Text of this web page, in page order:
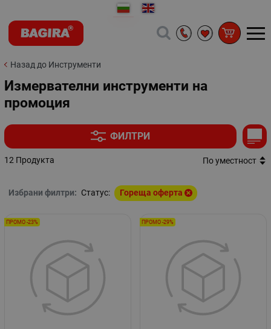
Назад до Инструменти
Измервателни инструменти на
промоция
ФИЛТРИ
12 Продукта По уместност
Избрани филтри: Статус: Гореща оферта
ПРОМО -23% ПРОМО -29%